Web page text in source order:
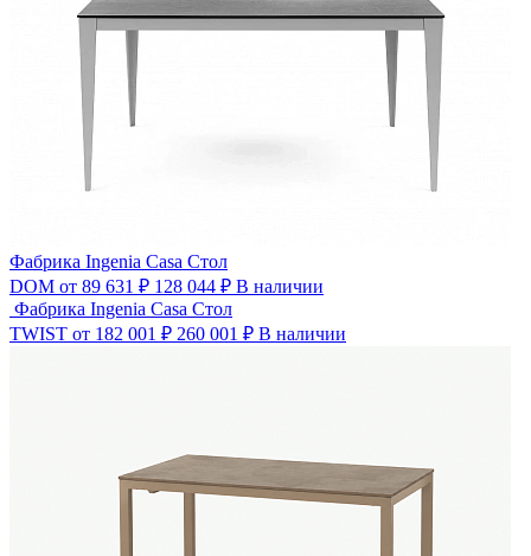
Фабрика Ingenia Casa Стол
DOM от 89 631 ₽ 128 044 ₽ В наличии
Фабрика Ingenia Casa Стол
TWIST от 182 001 ₽ 260 001 ₽ В наличии